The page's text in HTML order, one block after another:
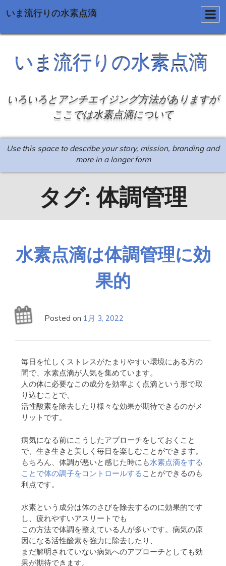
Skip
content
いま流行りの水素点滴
いま流行りの水素点滴
いろいろとアンチエイジング方法がありますが
ここでは水素点滴について
Use this space to describe your story, mission, branding and
more in a longer form
タグ:体調管理
水素点滴は体調管理に効
果的
Posted on 1月 3, 2022
毎日を忙しくストレスがたまりやすい環境にある方の
間で、水素点滴が人気を集めています。
人の体に必要なこの成分を効率よく点滴という形で取
り込むことで、
活性酸素を除去したり様々な効果が期待できるのがメ
リットです。
病気になる前にこうしたアプローチをしておくこと
で、生き生きと美しく毎日を楽しむことができます。
もちろん、体調が悪いと感じた時にも水素点滴をする
ことで体の調子をコントロールする ことができるのも
利点です。
水素という成分は体のさびを除去するのに効果的です
し、疲れやすいアスリートでも
この方法で体調を整えている人が多いです。病気の原
因になる活性酸素を強力に除去したり、
まだ解明されていない病気へのアプローチとしても効
果が期待できます。